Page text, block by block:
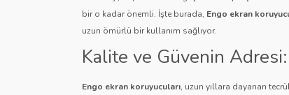
bir o kadar önemli. İşte burada, Engo ekran
uzun ömürlü bir kullanım sağlıyor.
Kalite ve Güvenin
Engo ekran koruyucuları, uzun yıllara dayanan